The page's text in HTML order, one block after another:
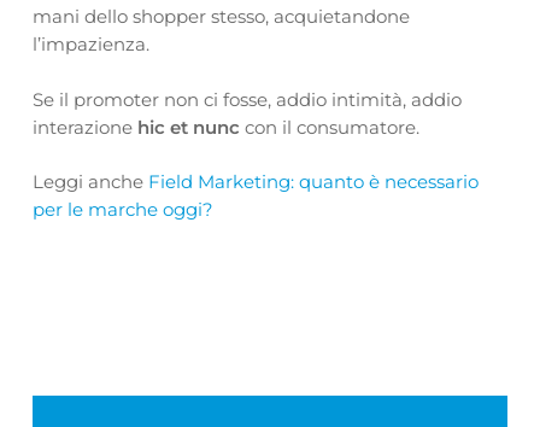
mani dello shopper stesso, acquietandone
l’impazienza.
Se il promoter non ci fosse, addio intimità, addio
interazione hic et nunc con il consumatore.
Leggi anche Field Marketing: quanto è necessario
per le marche oggi?